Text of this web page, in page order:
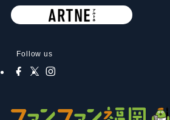
Follow us